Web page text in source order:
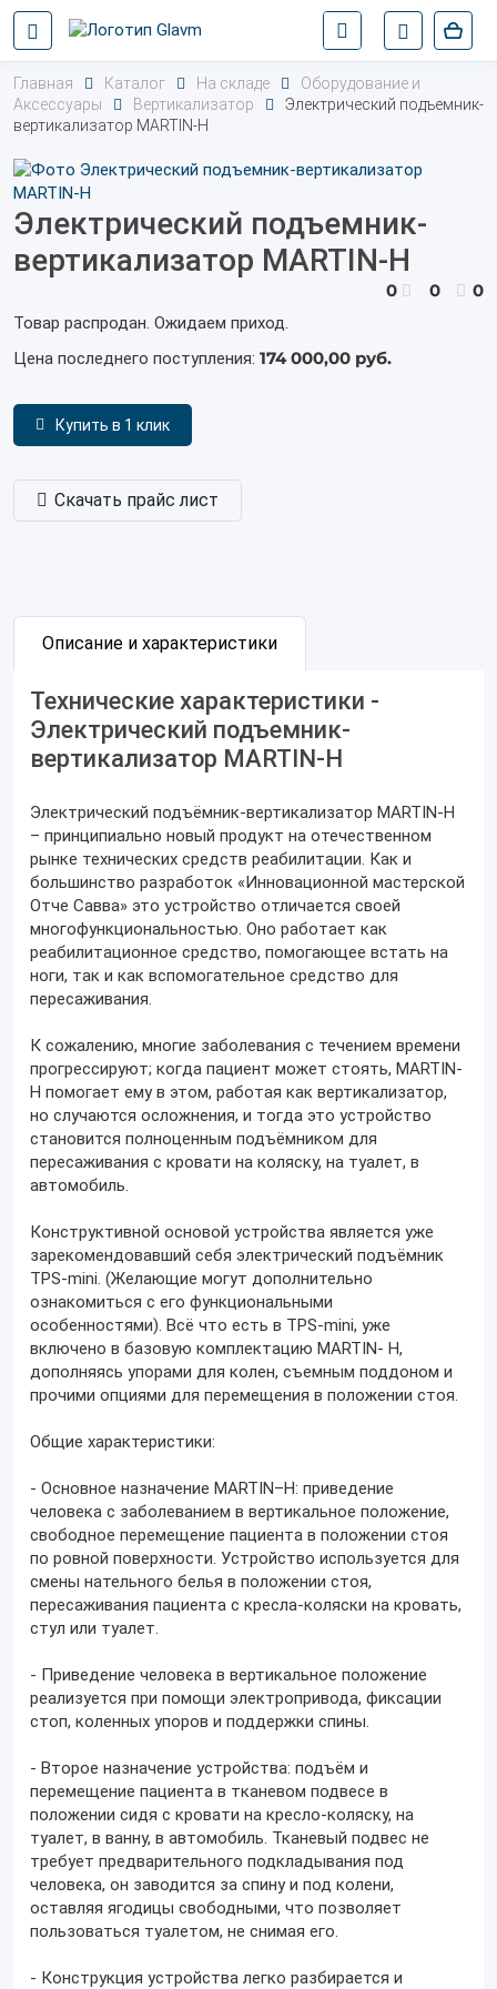
Главная Каталог На складе
Оборудование и
Аксессуары
Вертикализатор
Электрический подъемник-
вертикализатор MARTIN-H
Электрический подъемник-
вертикализатор MARTIN-H
0 0 0
Товар распродан. Ожидаем приход.
Цена последнего поступления: 174 000,00 руб.
Купить в 1 клик
Скачать прайс лист
Описание и характеристики
Технические характеристики -
Электрический подъемник-
вертикализатор MARTIN-H
Электрический подъёмник-вертикализатор MARTIN-H
– принципиально новый продукт на отечественном
рынке технических средств реабилитации. Как и
большинство разработок «Инновационной мастерской
Отче Савва» это устройство отличается своей
многофункциональностью. Оно работает как
реабилитационное средство, помогающее встать на
ноги, так и как вспомогательное средство для
пересаживания.
К сожалению, многие заболевания с течением времени
прогрессируют; когда пациент может стоять, MARTIN-
H помогает ему в этом, работая как вертикализатор,
но случаются осложнения, и тогда это устройство
становится полноценным подъёмником для
пересаживания с кровати на коляску, на туалет, в
автомобиль.
Конструктивной основой устройства является уже
зарекомендовавший себя электрический подъёмник
TPS-mini. (Желающие могут дополнительно
ознакомиться с его функциональными
особенностями). Всё что есть в TPS-mini, уже
включено в базовую комплектацию MARTIN- H,
дополняясь упорами для колен, съемным поддоном и
прочими опциями для перемещения в положении стоя.
Общие характеристики:
- Основное назначение MARTIN–H: приведение
человека с заболеванием в вертикальное положение,
свободное перемещение пациента в положении стоя
по ровной поверхности. Устройство используется для
смены нательного белья в положении стоя,
пересаживания пациента с кресла-коляски на кровать,
стул или туалет.
- Приведение человека в вертикальное положение
реализуется при помощи электропривода, фиксации
стоп, коленных упоров и поддержки спины.
- Второе назначение устройства: подъём и
перемещение пациента в тканевом подвесе в
положении сидя с кровати на кресло-коляску, на
туалет, в ванну, в автомобиль. Тканевый подвес не
требует предварительного подкладывания под
человека, он заводится за спину и под колени,
оставляя ягодицы свободными, что позволяет
пользоваться туалетом, не снимая его.
- Конструкция устройства легко разбирается и